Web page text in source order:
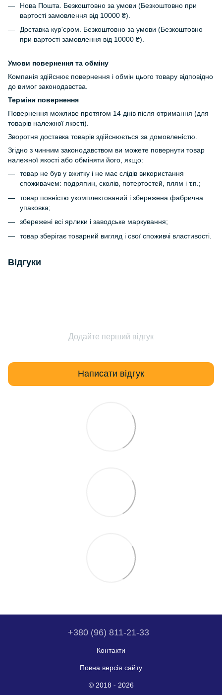
Нова Пошта. Безкоштовно за умови (Безкоштовно при
вартості замовлення від 10000 ₴).
Доставка кур'єром. Безкоштовно за умови (Безкоштовно
при вартості замовлення від 10000 ₴).
Умови повернення та обміну
Компанія здійснює повернення і обмін цього товару відповідно
до вимог законодавства.
Терміни повернення
Повернення можливе протягом 14 днів після отримання (для
товарів належної якості).
Зворотня доставка товарів здійснюється за домовленістю.
Згідно з чинним законодавством ви можете повернути товар
належної якості або обміняти його, якщо:
товар не був у вжитку і не має слідів використання
споживачем: подряпин, сколів, потертостей, плям і т.п.;
товар повністю укомплектований і збережена фабрична
упаковка;
збережені всі ярлики і заводське маркування;
товар зберігає товарний вигляд і свої споживчі властивості.
Відгуки
Додайте перший відгук
Написати відгук
+380 (96) 811-21-33
Контакти
Повна версія сайту
© 2018 - 2026